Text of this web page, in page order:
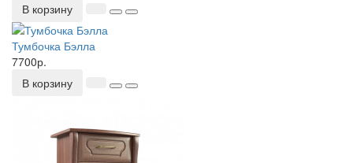
В корзину
Тумбочка Бэлла
7700р.
В корзину